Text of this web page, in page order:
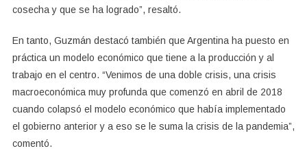
cosecha y que se ha logrado”, resaltó.
En tanto, Guzmán destacó también que Argentina ha puesto en
práctica un modelo económico que tiene a la producción y al
trabajo en el centro. “Venimos de una doble crisis, una crisis
macroeconómica muy profunda que comenzó en abril de 2018
cuando colapsó el modelo económico que había implementado
el gobierno anterior y a eso se le suma la crisis de la pandemia”,
comentó.